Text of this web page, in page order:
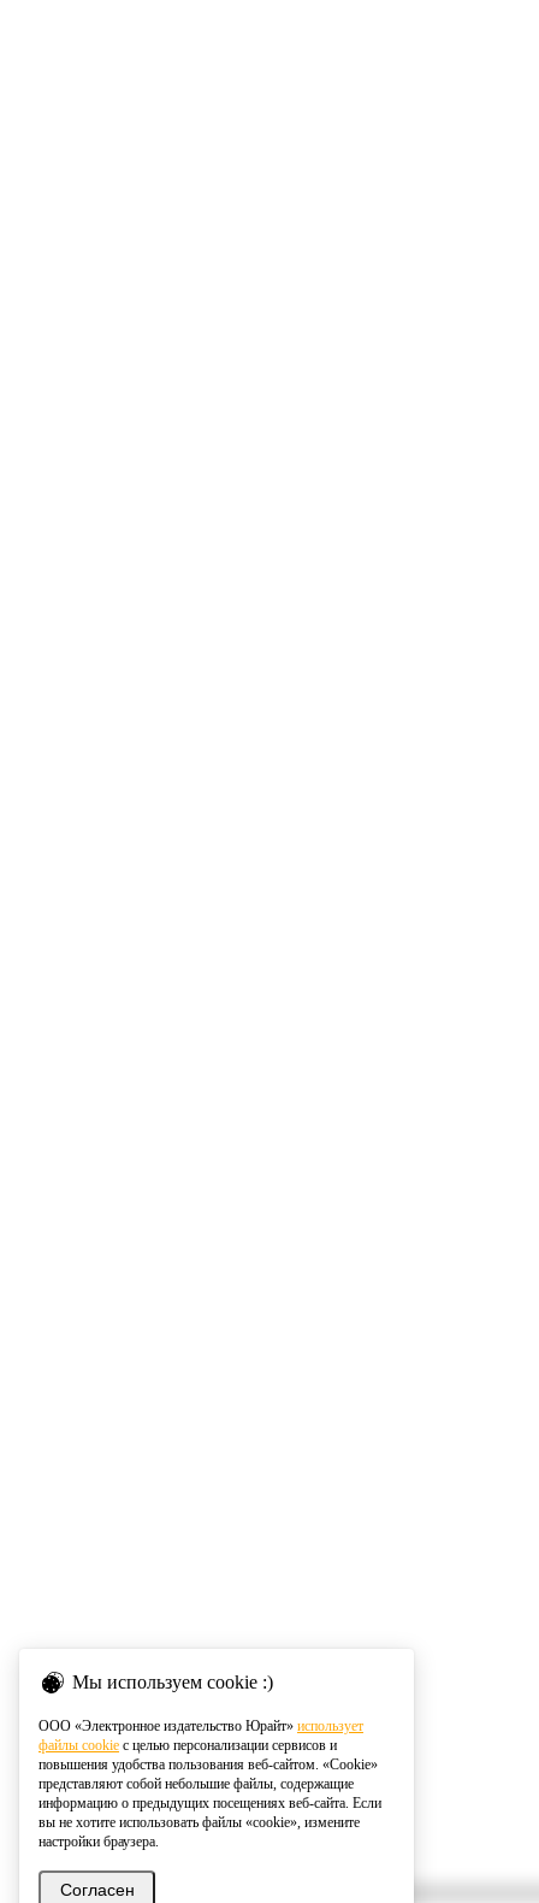
Мы используем cookie :)
ООО «Электронное издательство Юрайт» использует
файлы cookie с целью персонализации сервисов и
повышения удобства пользования веб-сайтом. «Cookie»
представляют собой небольшие файлы, содержащие
информацию о предыдущих посещениях веб-сайта. Если
вы не хотите использовать файлы «cookie», измените
настройки браузера.
Согласен